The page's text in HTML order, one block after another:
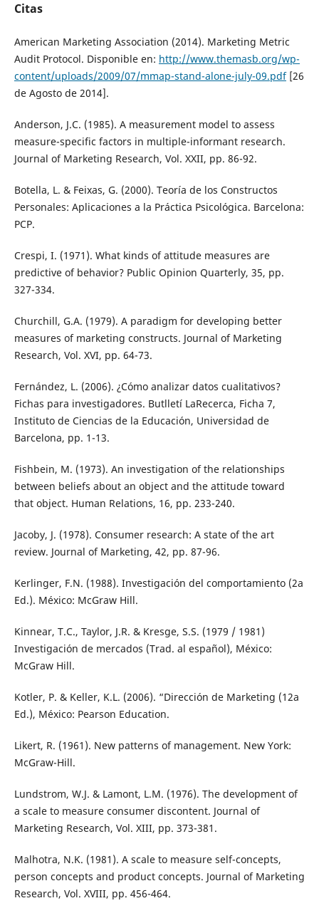
Citas
American Marketing Association (2014). Marketing Metric
Audit Protocol. Disponible en: http://www.themasb.org/wp-
content/uploads/2009/07/mmap-stand-alone-july-09.pdf[26
de Agosto de 2014].
Anderson, J.C. (1985). A measurement model to assess
measure-specific factors in multiple-informant research.
Journal of Marketing Research, Vol. XXII, pp. 86-92.
Botella, L. & Feixas, G. (2000). Teoría de los Constructos
Personales: Aplicaciones a la Práctica Psicológica. Barcelona:
PCP.
Crespi, I. (1971). What kinds of attitude measures are
predictive of behavior? Public Opinion Quarterly, 35, pp.
327-334.
Churchill, G.A. (1979). A paradigm for developing better
measures of marketing constructs. Journal of Marketing
Research, Vol. XVI, pp. 64-73.
Fernández, L. (2006). ¿Cómo analizar datos cualitativos?
Fichas para investigadores. Butlletí LaRecerca, Ficha 7,
Instituto de Ciencias de la Educación, Universidad de
Barcelona, pp. 1-13.
Fishbein, M. (1973). An investigation of the relationships
between beliefs about an object and the attitude toward
that object. Human Relations, 16, pp. 233-240.
Jacoby, J. (1978). Consumer research: A state of the art
review. Journal of Marketing, 42, pp. 87-96.
Kerlinger, F.N. (1988). Investigación del comportamiento (2a
Ed.). México: McGraw Hill.
Kinnear, T.C., Taylor, J.R. & Kresge, S.S. (1979 / 1981)
Investigación de mercados (Trad. al español), México:
McGraw Hill.
Kotler, P. & Keller, K.L. (2006). “Dirección de Marketing (12a
Ed.), México: Pearson Education.
Likert, R. (1961). New patterns of management. New York:
McGraw-Hill.
Lundstrom, W.J. & Lamont, L.M. (1976). The development of
a scale to measure consumer discontent. Journal of
Marketing Research, Vol. XIII, pp. 373-381.
Malhotra, N.K. (1981). A scale to measure self-concepts,
person concepts and product concepts. Journal of Marketing
Research, Vol. XVIII, pp. 456-464.